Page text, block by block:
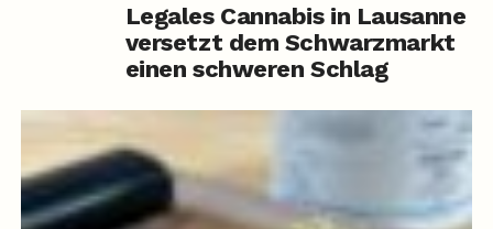
Legales Cannabis in Lausanne
versetzt dem Schwarzmarkt
einen schweren Schlag